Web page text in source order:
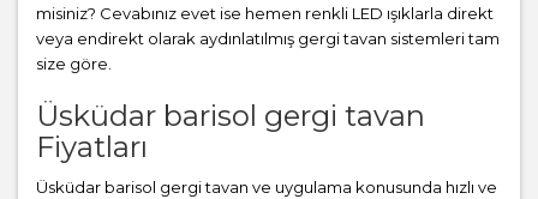
misiniz? Cevabınız evet ise hemen renkli LED ışıklarla direkt
veya endirekt olarak aydınlatılmış gergi tavan sistemleri tam
size göre.
Üsküdar barisol gergi tavan
Fiyatları
Üsküdar barisol gergi tavan ve uygulama konusunda hızlı ve